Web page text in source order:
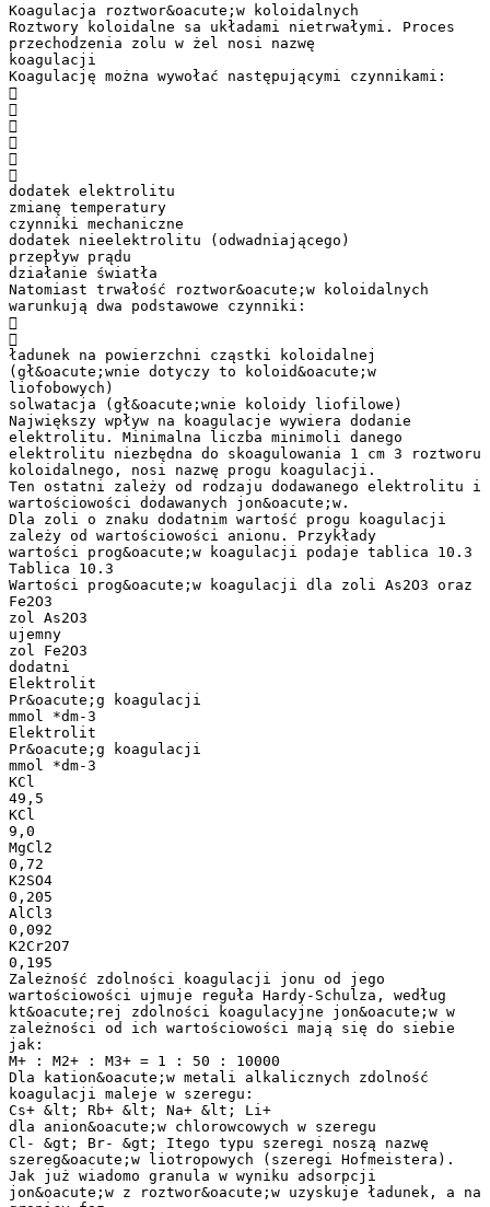
Koagulacja roztwor&oacute;w koloidalnych
Roztwory koloidalne sa układami nietrwałymi. Proces
przechodzenia zolu w żel nosi nazwę
koagulacji
Koagulację można wywołać następującymi czynnikami:






dodatek elektrolitu
zmianę temperatury
czynniki mechaniczne
dodatek nieelektrolitu (odwadniającego)
przepływ prądu
działanie światła
Natomiast trwałość roztwor&oacute;w koloidalnych
warunkują dwa podstawowe czynniki:


ładunek na powierzchni cząstki koloidalnej
(gł&oacute;wnie dotyczy to koloid&oacute;w
liofobowych)
solwatacja (gł&oacute;wnie koloidy liofilowe)
Największy wpływ na koagulacje wywiera dodanie
elektrolitu. Minimalna liczba minimoli danego
elektrolitu niezbędna do skoagulowania 1 cm 3 roztworu
koloidalnego, nosi nazwę progu koagulacji.
Ten ostatni zależy od rodzaju dodawanego elektrolitu i
wartościowości dodawanych jon&oacute;w.
Dla zoli o znaku dodatnim wartość progu koagulacji
zależy od wartościowości anionu. Przykłady
wartości prog&oacute;w koagulacji podaje tablica 10.3
Tablica 10.3
Wartości prog&oacute;w koagulacji dla zoli As2O3 oraz
Fe2O3
zol As2O3
ujemny
zol Fe2O3
dodatni
Elektrolit
Pr&oacute;g koagulacji
mmol *dm-3
Elektrolit
Pr&oacute;g koagulacji
mmol *dm-3
KCl
49,5
KCl
9,0
MgCl2
0,72
K2SO4
0,205
AlCl3
0,092
K2Cr2O7
0,195
Zależność zdolności koagulacji jonu od jego
wartościowości ujmuje reguła Hardy-Schulza, według
kt&oacute;rej zdolności koagulacyjne jon&oacute;w w
zależności od ich wartościowości mają się do siebie
jak:
M+ : M2+ : M3+ = 1 : 50 : 10000
Dla kation&oacute;w metali alkalicznych zdolność
koagulacji maleje w szeregu:
Cs+ &lt; Rb+ &lt; Na+ &lt; Li+
dla anion&oacute;w chlorowcowych w szeregu
Cl- &gt; Br- &gt; Itego typu szeregi noszą nazwę
szereg&oacute;w liotropowych (szeregi Hofmeistera).
Jak już wiadomo granula w wyniku adsorpcji
jon&oacute;w z roztwor&oacute;w uzyskuje ładunek, a na